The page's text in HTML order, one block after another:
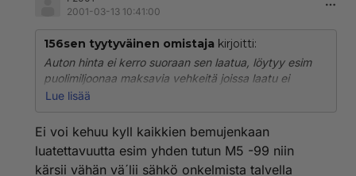
2001-03-13 10:41:00
156sen tyytyväinen omistaja kirjoitti:
Auton hinta ei kerro suoraan sen laatua, löytyy esim
puolimiljoonaa maksavia vehkeitä joissa laatu ei
kuitenkaan ole hääppöistä.
kuten myös vanhemmat mallit Alfan huonompi kausi
ajoittuu 70ja 80 luvuille jolloin "laatu" pääsi hieman
repsahtamaan. Jos Audi on laadun suhteen
kärkipäässä niin huonoksi on autot menneet esim
Lue lisää
Ei voi kehuu kyll kaikkien bemujenkaan
luatettavuutta esim yhden tutun M5 -99 niin
kärsii vähän vä´lii sähkö onkelmista talvella